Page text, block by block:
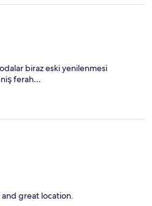
biraz eski yenilenmesi
ferah…
great location.